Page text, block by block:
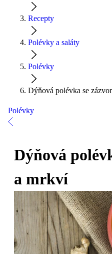
Recepty
Polévky a saláty
Polévky
Dýňová polévka se
Polévky
Dýňová
a mrkví